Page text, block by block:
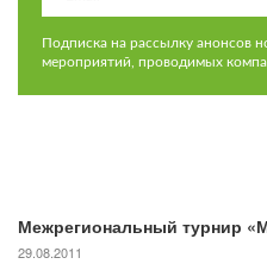
Подписка на рассылку анонсов
мероприятий, проводимых
Межрегиональный турнир
29.08.2011